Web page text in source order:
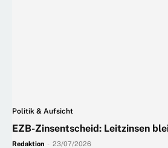
Politik & Aufsicht
EZB-Zinsentscheid: Leitzinsen
Redaktion 23/07/2026